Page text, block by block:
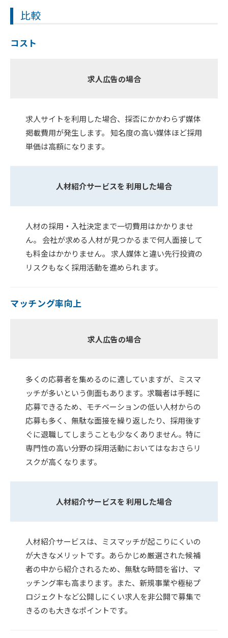
比較
コスト
求人広告の場合
求人サイトを利用した場合、採否にかかわらず媒体
掲載費用が発生します。 知名度の高い媒体ほど採用
単価は高額になります。
人材紹介サービスを 利用した場合
人材の採用・入社決定まで一切費用はかかりませ
ん。 会社が求める人材が見つかるまで何人面接して
も料金はかかりません。 求人媒体と違い先行投資の
リスクもなく採用活動を進められます。
マッチング率向上
求人広告の場合
多くの応募者を集めるのに適していますが、ミスマ
ッチが多いという側面もあります。求職者は手軽に
応募できるため、モチベーションの低い人材からの
応募も多く、無駄な面接を繰り返したり、採用後す
ぐに退職してしまうことも少なくありません。特に
専門性の高い分野の採用活動においてはなおさらリ
スクが高くなります。
人材紹介サービスを 利用した場合
人材紹介サービスは、ミスマッチが起こりにくいの
が大きなメリットです。あらかじめ厳選された候補
者の中から紹介されるため、無駄な時間を省け、マ
ッチング率も高まります。また、新規事業や極秘プ
ロジェクトなど公開しにくい求人を非公開で募集で
きるのも大きなポイントです。